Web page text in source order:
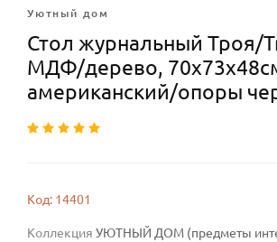
Уютный дом
Стол журнальный Троя/
МДФ/дерево,
американский/опоры
Код: 14401
Коллекция УЮТНЫЙ ДОМ (предметы